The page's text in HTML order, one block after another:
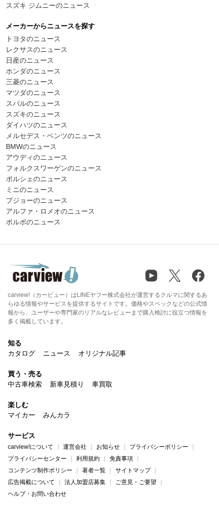
スズキ ジムニーのニュース
メーカーからニュースを探す
トヨタのニュース
レクサスのニュース
日産のニュース
ホンダのニュース
三菱のニュース
マツダのニュース
スバルのニュース
スズキのニュース
ダイハツのニュース
メルセデス・ベンツのニュース
BMWのニュース
アウディのニュース
フォルクスワーゲンのニュース
ポルシェのニュース
ミニのニュース
プジョーのニュース
アルファ・ロメオのニュース
ボルボのニュース
carview!（カービュー）はLINEヤフー株式会社が運営するクルマに関するあ
らゆる情報やサービスを提供するサイトです。価格やスペックなどの公式情
報から、ユーザーや専門家のリアルなレビューまで購入検討に役立つ情報を
多く掲載しています。
知る
カタログ
ニュース オリジナル記事
買う・売る
中古車検索
新車見積り 車買取
楽しむ
マイカー
みんカラ
サービス
carview!について 運営会社 お知らせ
プライバシーポリシー
プライバシーセンター
利用規約
免責事項
コンテンツ制作ポリシー
著者一覧
サイトマップ
広告掲載について
法人加盟店募集
ご意見・ご要望
ヘルプ・お問い合わせ